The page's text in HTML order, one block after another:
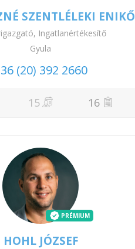
SZENTLÉLEKI ENIKŐ
Ingatlanértékesítő
Gyula
(20) 392 2660
15 16
PRÉMIUM
HOHL JÓZSEF